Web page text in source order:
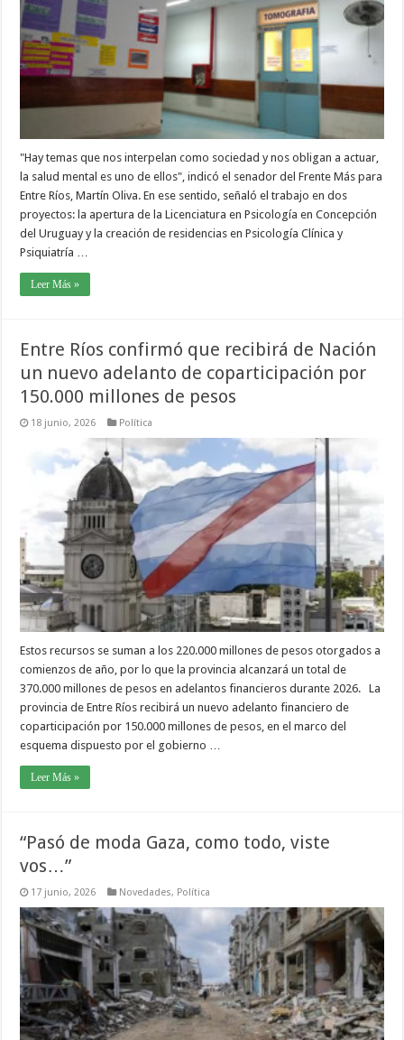
"Hay temas que nos interpelan como sociedad y nos obligan a actuar,
la salud mental es uno de ellos", indicó el senador del Frente Más para
Entre Ríos, Martín Oliva. En ese sentido, señaló el trabajo en dos
proyectos: la apertura de la Licenciatura en Psicología en Concepción
del Uruguay y la creación de residencias en Psicología Clínica y
Psiquiatría …
Leer Más »
Entre Ríos confirmó que recibirá de Nación
un nuevo adelanto de coparticipación por
150.000 millones de pesos
18 junio, 2026 Política
Estos recursos se suman a los 220.000 millones de pesos otorgados a
comienzos de año, por lo que la provincia alcanzará un total de
370.000 millones de pesos en adelantos financieros durante 2026. La
provincia de Entre Ríos recibirá un nuevo adelanto financiero de
coparticipación por 150.000 millones de pesos, en el marco del
esquema dispuesto por el gobierno …
Leer Más »
“Pasó de moda Gaza, como todo, viste
vos…”
17 junio, 2026 Novedades, Política